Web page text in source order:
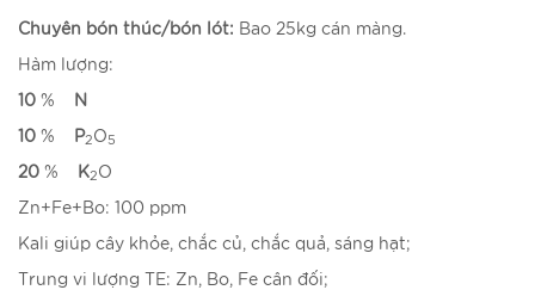
Chuyên bón thúc/bón lót: Bao 25kg cán màng.
Hàm lượng:
10 % N
10 % P2O5
20 % K2O
Zn+Fe+Bo: 100 ppm
Kali giúp cây khỏe, chắc củ, chắc quả, sáng hạt;
Trung vi lượng TE: Zn, Bo, Fe cân đối;